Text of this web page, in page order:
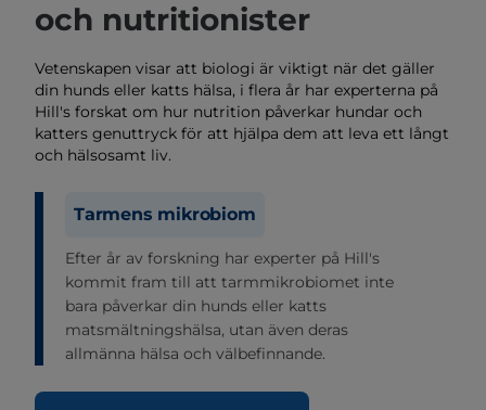
och nutritionister
Vetenskapen visar att biologi är viktigt när det gäller
din hunds eller katts hälsa, i flera år har experterna på
Hill's forskat om hur nutrition påverkar hundar och
katters genuttryck för att hjälpa dem att leva ett långt
och hälsosamt liv.
Tarmens mikrobiom
Efter år av forskning har experter på Hill's
kommit fram till att tarmmikrobiomet inte
bara påverkar din hunds eller katts
matsmältningshälsa, utan även deras
allmänna hälsa och välbefinnande.